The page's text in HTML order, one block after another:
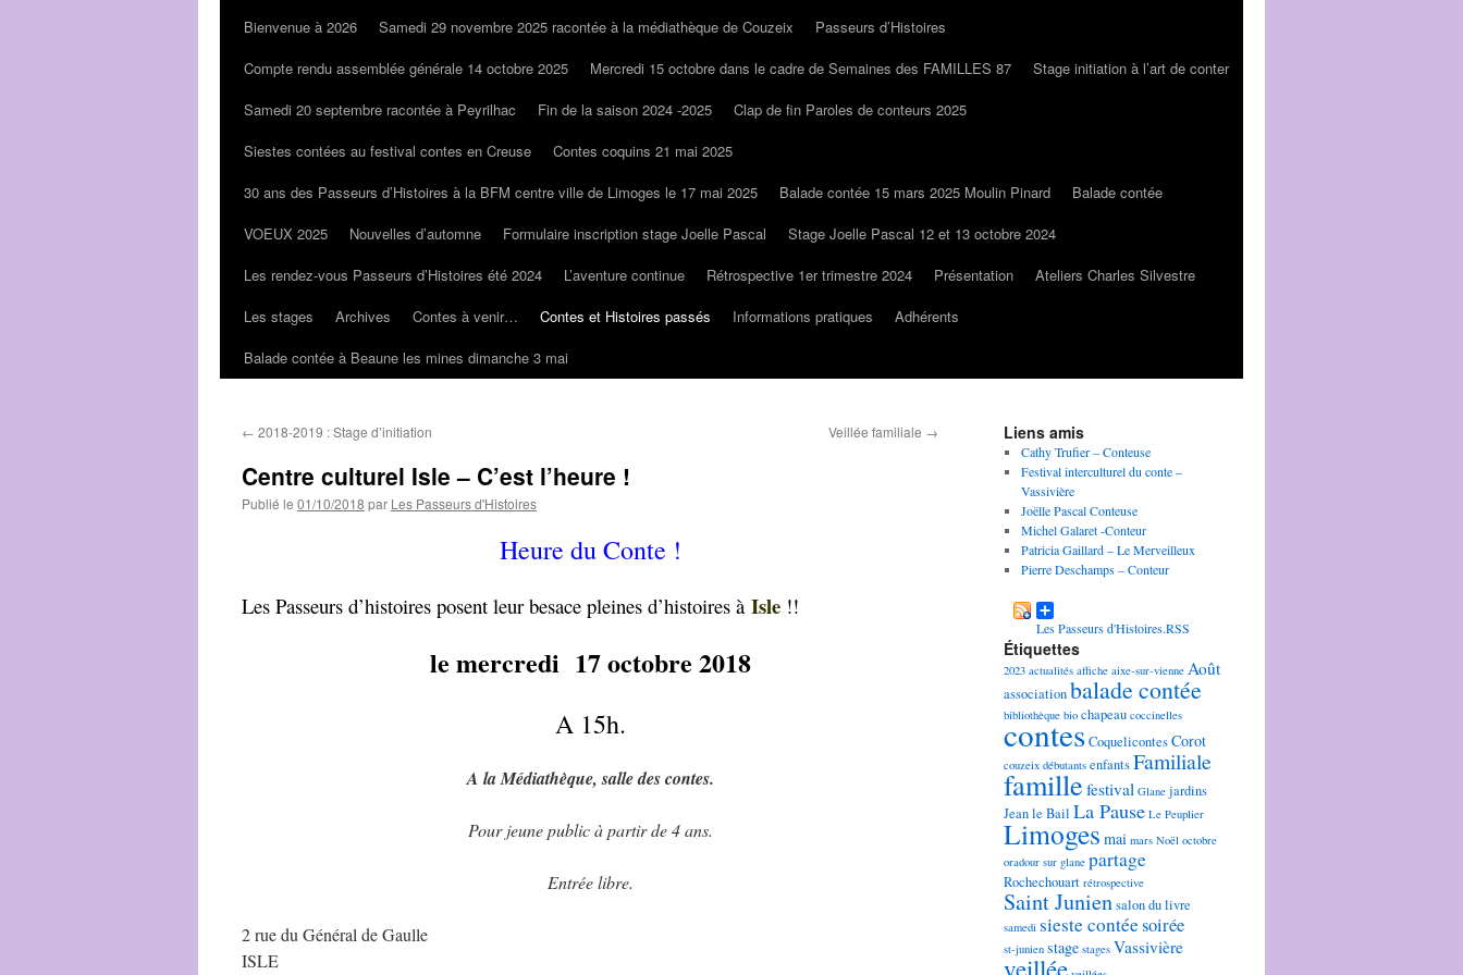
Bienvenue à 2026
Samedi 29 novembre 2025 racontée à la médiathèque de Couzeix
Passeurs d’Histoires
Compte rendu assemblée générale 14 octobre 2025
Mercredi 15 octobre dans le cadre de Semaines des FAMILLES 87
Stage initiation à l’art de conter
Samedi 20 septembre racontée à Peyrilhac
Fin de la saison 2024 -2025
Clap de fin Paroles de conteurs 2025
Siestes contées au festival contes en Creuse
Contes coquins 21 mai 2025
30 ans des Passeurs d’Histoires à la BFM centre ville de Limoges le 17 mai 2025
Balade contée 15 mars 2025 Moulin Pinard
Balade contée
VOEUX 2025
Nouvelles d’automne Formulaire inscription stage Joelle Pascal
Stage Joelle Pascal 12 et 13 octobre 2024
Les rendez-vous Passeurs d’Histoires été 2024
L’aventure continue Rétrospective 1er trimestre 2024 Présentation
Ateliers Charles Silvestre
Les stages
Archives Contes à venir… Contes et Histoires passés Informations pratiques
Adhérents
Balade contée à Beaune les mines dimanche 3 mai
← 2018-2019 : Stage d’initiation Veillée familiale →
Centre culturel Isle – C’est l’heure !
Publié le 01/10/2018 par Les Passeurs d'Histoires
Heure du Conte !
Les Passeurs d’histoires posent leur besace pleines d’histoires à Isle !!
le mercredi 17 octobre 2018
A 15h.
A la Médiathèque, salle des contes.
Pour jeune public à partir de 4 ans.
Entrée libre.
2 rue du Général de Gaulle
ISLE
Liens amis
Cathy Trufier – Conteuse
Festival interculturel du conte –
Vassivière
Joëlle Pascal Conteuse
Michel Galaret -Conteur
Patricia Gaillard – Le Merveilleux
Pierre Deschamps – Conteur
Les Passeurs d'Histoires.RSS
Étiquettes
2023 actualités affiche aixe-sur-vienne Août
associationbalade contée
bibliothèque bio chapeau coccinelles
contesCoquelicontesCorot
couzeix débutants enfantsFamiliale
famille festival Glane jardins
Jean le Bail La Pause Le Peuplier
Limoges mai mars Noël octobre
oradour sur glane partage
Rochechouart rétrospective
Saint Juniensalon du livre
samedi sieste contéesoirée
st-junien stage stages Vassivière